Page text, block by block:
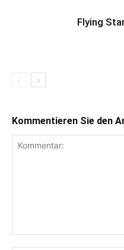
Flying
Kommentieren Sie den